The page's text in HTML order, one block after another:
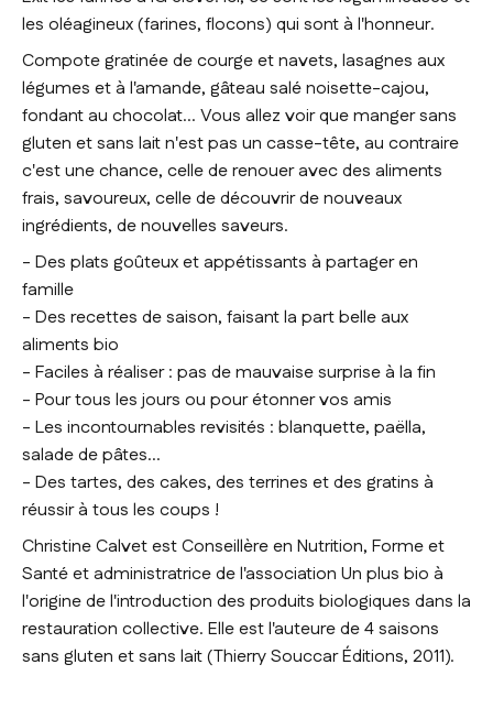
les oléagineux (farines, flocons) qui sont à l'honneur.
Compote gratinée de courge et navets, lasagnes aux
légumes et à l'amande, gâteau salé noisette-cajou,
fondant au chocolat... Vous allez voir que manger sans
gluten et sans lait n'est pas un casse-tête, au contraire
c'est une chance, celle de renouer avec des aliments
frais, savoureux, celle de découvrir de nouveaux
ingrédients, de nouvelles saveurs.
- Des plats goûteux et appétissants à partager en
famille
- Des recettes de saison, faisant la part belle aux
aliments bio
- Faciles à réaliser : pas de mauvaise surprise à la fin
- Pour tous les jours ou pour étonner vos amis
- Les incontournables revisités : blanquette, paëlla,
salade de pâtes...
- Des tartes, des cakes, des terrines et des gratins à
réussir à tous les coups !
Christine Calvet est Conseillère en Nutrition, Forme et
Santé et administratrice de l'association Un plus bio à
l'origine de l'introduction des produits biologiques dans la
restauration collective. Elle est l'auteure de 4 saisons
sans gluten et sans lait (Thierry Souccar Éditions, 2011).